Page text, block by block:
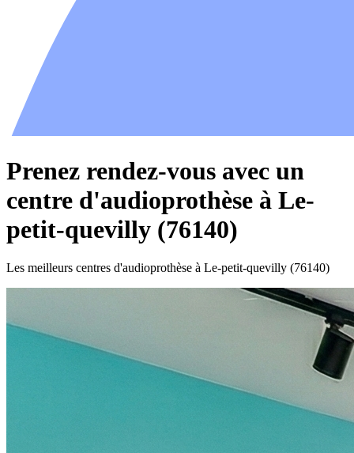
Prenez rendez-vous avec un
centre d'audioprothèse à Le-
petit-quevilly (76140)
Les meilleurs centres d'audioprothèse à Le-petit-quevilly (76140)